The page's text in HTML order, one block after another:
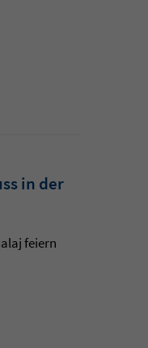
in der
feiern